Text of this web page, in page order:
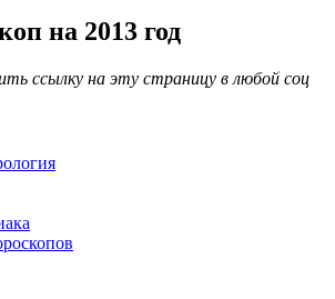
на 2013 год
ссылку на эту страницу в любой соц